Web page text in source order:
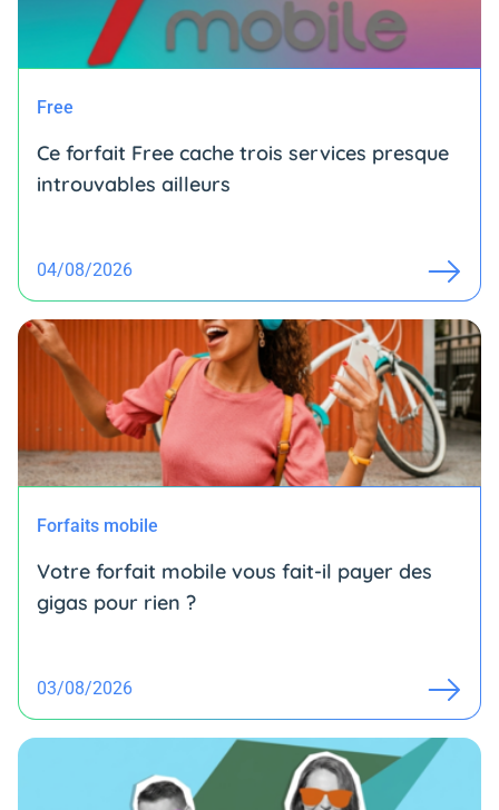
Free
Ce forfait Free cache trois services presque
introuvables ailleurs
04/08/2026
Forfaits mobile
Votre forfait mobile vous fait-il payer des
gigas pour rien ?
03/08/2026